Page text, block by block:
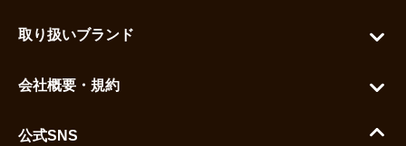
お気に入りを見る
ご利用ガイド
配送・送料について
取り扱いブランド
セイコー
会社概要・規約
公式SNS